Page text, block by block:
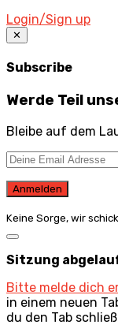
Login/Sign up
✕
Subscribe
Werde Teil
Bleibe auf dem
Keine Sorge, wir
Dialog
schließen
Sitzung
Bitte melde dich
in einem neuen
du den Tab